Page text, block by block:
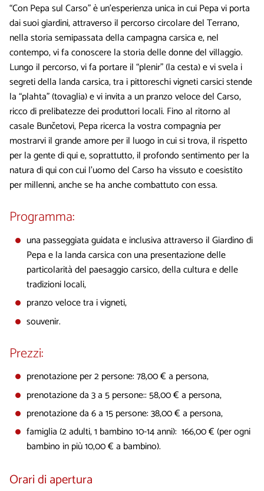
“Con Pepa sul Carso” è un’esperienza unica in cui Pepa vi porta
dai suoi giardini, attraverso il percorso circolare del Terrano,
nella storia semipassata della campagna carsica e, nel
contempo, vi fa conoscere la storia delle donne del villaggio.
Lungo il percorso, vi fa portare il “plenir” (la cesta) e vi svela i
segreti della landa carsica, tra i pittoreschi vigneti carsici stende
la “plahta” (tovaglia) e vi invita a un pranzo veloce del Carso,
ricco di prelibatezze dei produttori locali. Fino al ritorno al
casale Bunčetovi, Pepa ricerca la vostra compagnia per
mostrarvi il grande amore per il luogo in cui si trova, il rispetto
per la gente di qui e, soprattutto, il profondo sentimento per la
natura di qui con cui l’uomo del Carso ha vissuto e coesistito
per millenni, anche se ha anche combattuto con essa.
Programma:
una passeggiata guidata e inclusiva attraverso il Giardino di
Pepa e la landa carsica con una presentazione delle
particolarità del paesaggio carsico, della cultura e delle
tradizioni locali,
pranzo veloce tra i vigneti,
souvenir.
Prezzi:
prenotazione per 2 persone: 78,00 € a persona,
prenotazione da 3 a 5 persone:: 58,00 € a persona,
prenotazione da 6 a 15 persone: 38,00 € a persona,
famiglia (2 adulti, 1 bambino 10-14 anni): 166,00 € (per ogni
bambino in più 10,00 € a bambino).
Orari di apertura